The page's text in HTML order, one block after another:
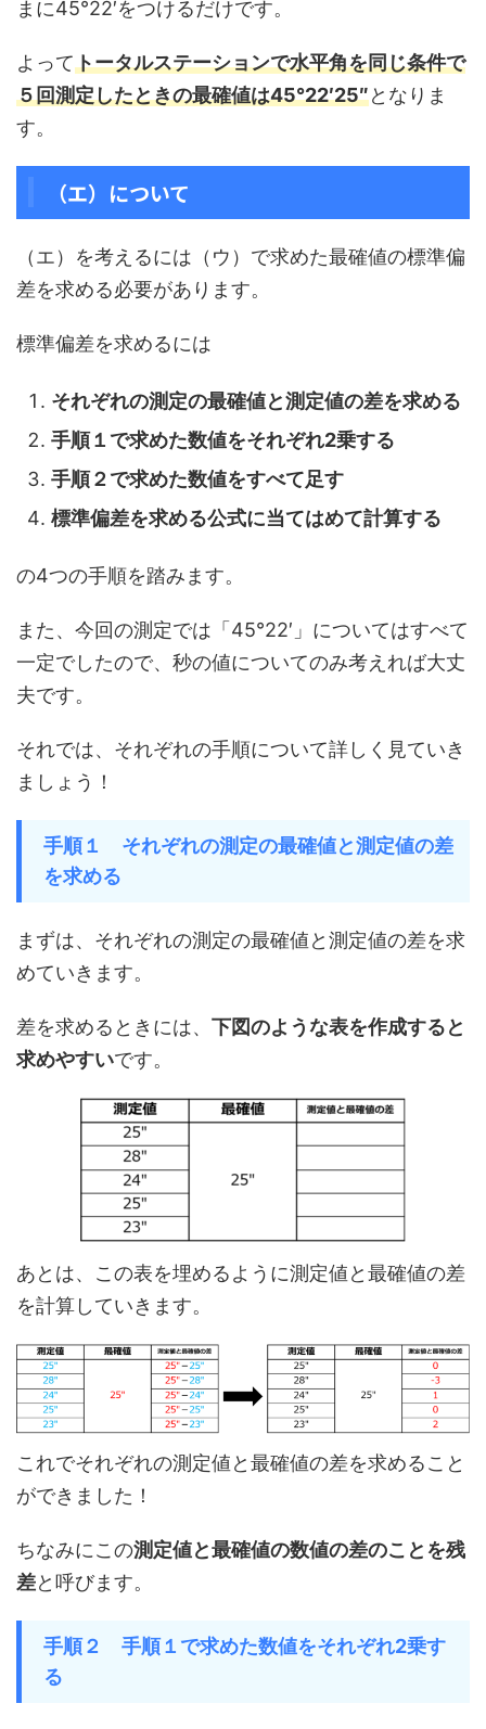
まに45°22′をつけるだけです。
よってトータルステーションで水平角を同じ条件で
５回測定したときの最確値は45°22′25″となりま
す。
（エ）について
（エ）を考えるには（ウ）で求めた最確値の標準偏
差を求める必要があります。
標準偏差を求めるには
それぞれの測定の最確値と測定値の差を求める
手順１で求めた数値をそれぞれ2乗する
手順２で求めた数値をすべて足す
標準偏差を求める公式に当てはめて計算する
の4つの手順を踏みます。
また、今回の測定では「45°22′」についてはすべて
一定でしたので、秒の値についてのみ考えれば大丈
夫です。
それでは、それぞれの手順について詳しく見ていき
ましょう！
手順１ それぞれの測定の最確値と測定値の差
を求める
まずは、それぞれの測定の最確値と測定値の差を求
めていきます。
差を求めるときには、 下図のような表を作成すると
求めやすいです。
あとは、この表を埋めるように測定値と最確値の差
を計算していきます。
これでそれぞれの測定値と最確値の差を求めること
ができました！
ちなみにこの測定値と最確値の数値の差のことを残
差と呼びます。
手順２ 手順１で求めた数値をそれぞれ2乗す
る